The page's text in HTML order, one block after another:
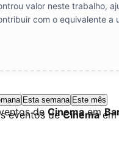
valor neste trabalho,
com o equivalente a
Esta semana Este mês
de Cinemaem
eventos deCinemaem